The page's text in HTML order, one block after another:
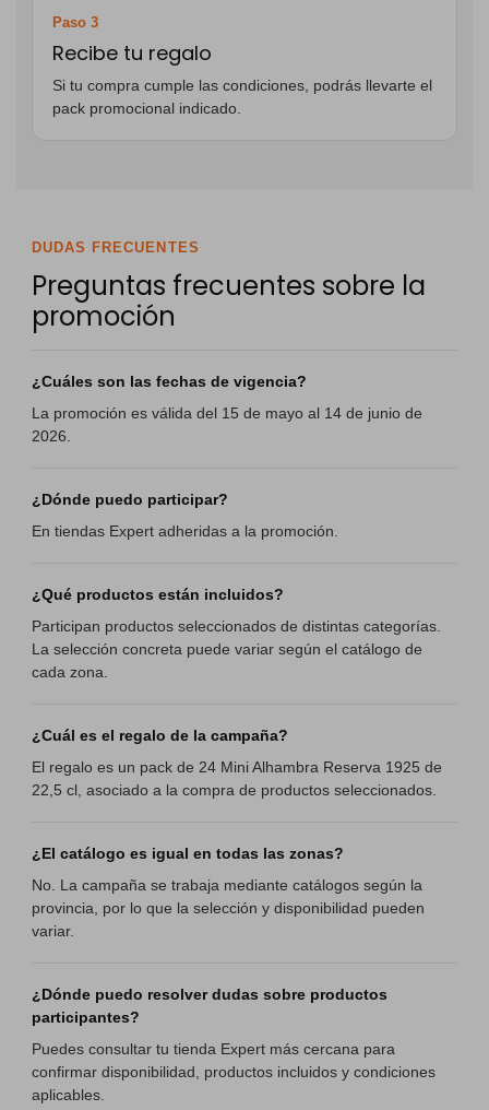
Paso 3
Recibe tu regalo
Si tu compra cumple las condiciones, podrás llevarte el
pack promocional indicado.
DUDAS FRECUENTES
Preguntas frecuentes sobre la
promoción
¿Cuáles son las fechas de vigencia?
La promoción es válida del 15 de mayo al 14 de junio de
2026.
¿Dónde puedo participar?
En tiendas Expert adheridas a la promoción.
¿Qué productos están incluidos?
Participan productos seleccionados de distintas categorías.
La selección concreta puede variar según el catálogo de
cada zona.
¿Cuál es el regalo de la campaña?
El regalo es un pack de 24 Mini Alhambra Reserva 1925 de
22,5 cl, asociado a la compra de productos seleccionados.
¿El catálogo es igual en todas las zonas?
No. La campaña se trabaja mediante catálogos según la
provincia, por lo que la selección y disponibilidad pueden
variar.
¿Dónde puedo resolver dudas sobre productos
participantes?
Puedes consultar tu tienda Expert más cercana para
confirmar disponibilidad, productos incluidos y condiciones
aplicables.